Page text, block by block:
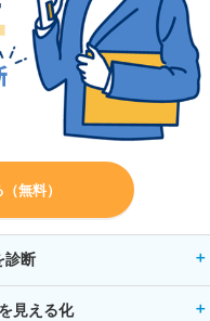
無料）
診断
見える化